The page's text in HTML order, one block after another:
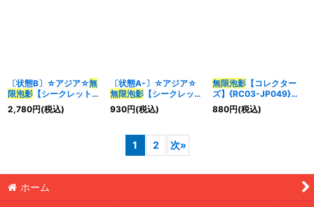
〔状態B〕☆アジア☆無
限泡影 【シークレット】
{アジアFLOD-JP077}
《罠》
2,780円(税込)
〔状態A-〕☆アジア☆
無限泡影【シークレッ
ト】{アジアTTP1-
JP090}《罠》
930円(税込)
無限泡影【コレクター
ズ】{RC03-JP049}
《罠》
880円(税込)
1 2 次»
ホーム